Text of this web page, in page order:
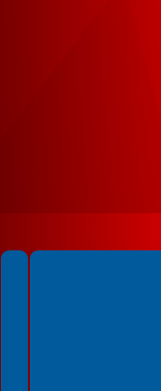
Spełniamy standardy WCAG 2.2
Spełniamy standardy W3C